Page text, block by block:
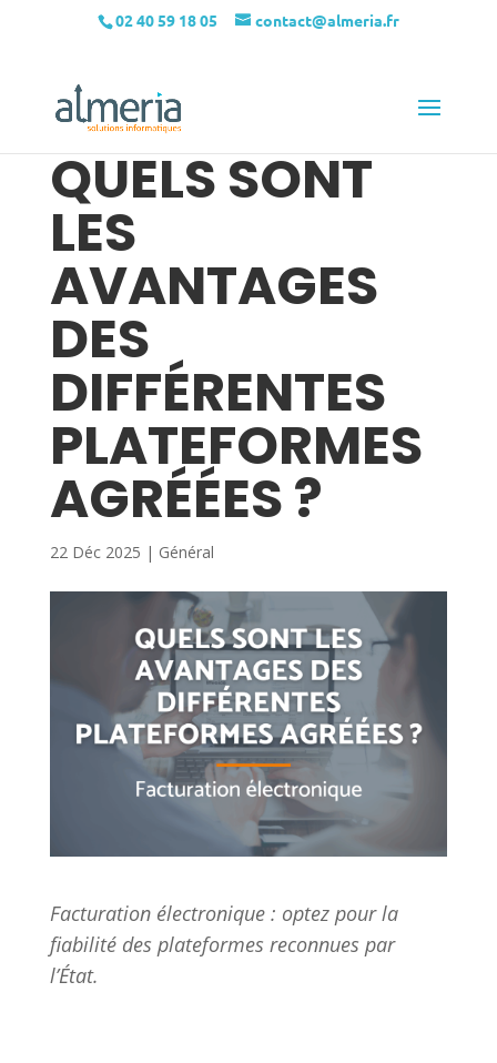
02 40 59 18 05 contact@almeria.fr
QUELS SONT
LES
AVANTAGES
DES
DIFFÉRENTES
PLATEFORMES
AGRÉÉES ?
22 Déc 2025 | Général
Facturation électronique : optez pour la
fiabilité des plateformes reconnues par
l’État.